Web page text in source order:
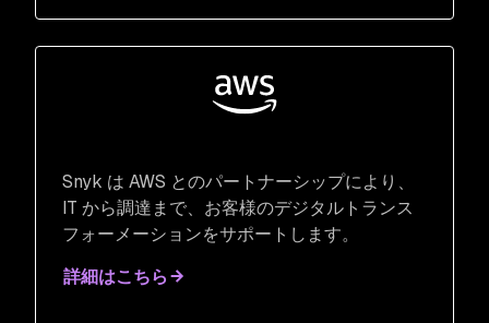
Snyk は AWS とのパートナーシップにより、
IT から調達まで、お客様のデジタルトランス
フォーメーションをサポートします。
詳細はこちら